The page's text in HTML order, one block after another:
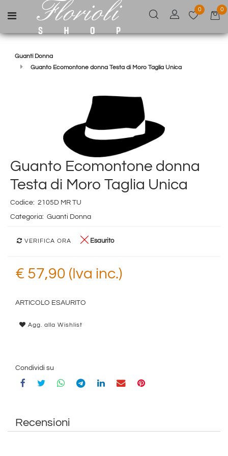
Open menu
0 0
Guanti Donna
Guanto Ecomontone donna Testa di Moro Taglia Unica
Guanto Ecomontone donna
Testa di Moro Taglia Unica
Codice: 2105D MR TU
Categoria: Guanti Donna
VERIFICA ORA Esaurito
€ 57,90 (Iva inc.)
ARTICOLO ESAURITO
Agg. alla Wishlist
Condividi su
Recensioni